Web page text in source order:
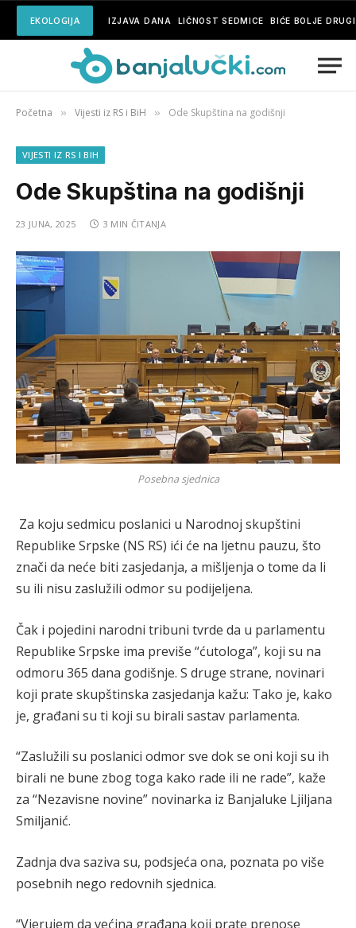
EKOLOGIJA IZJAVA DANA LIČNOST SEDMICE BIĆE BOLJE
Početna » Vijesti iz RS i BiH » Ode Skupština na godišnji
VIJESTI IZ RS I BIH
Ode Skupština na godišnji
23 JUNA, 2025 3 MIN ČITANJA
Posebna sjednica
Za koju sedmicu poslanici u Narodnoj skupštini
Republike Srpske (NS RS) ići će na ljetnu pauzu, što
znači da neće biti zasjedanja, a mišljenja o tome da li
su ili nisu zaslužili odmor su podijeljena.
Čak i pojedini narodni tribuni tvrde da u parlamentu
Republike Srpske ima previše “ćutologa”, koji su na
odmoru 365 dana godišnje. S druge strane, novinari
koji prate skupštinska zasjedanja kažu: Tako je, kako
je, građani su ti koji su birali sastav parlamenta.
“Zaslužili su poslanici odmor sve dok se oni koji su ih
birali ne bune zbog toga kako rade ili ne rade”, kaže
za “Nezavisne novine” novinarka iz Banjaluke Ljiljana
Smiljanić.
Zadnja dva saziva su, podsjeća ona, poznata po više
posebnih nego redovnih sjednica.
“Vjerujem da većina građana koji prate prenose